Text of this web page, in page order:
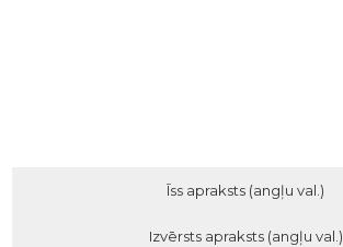
Īss apraksts (angļu val.)
Izvērsts apraksts (angļu val.)